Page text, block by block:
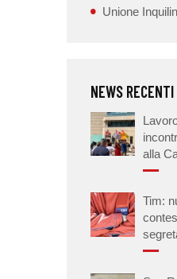
Unione
NEWS RECENTI
alla
Tim: